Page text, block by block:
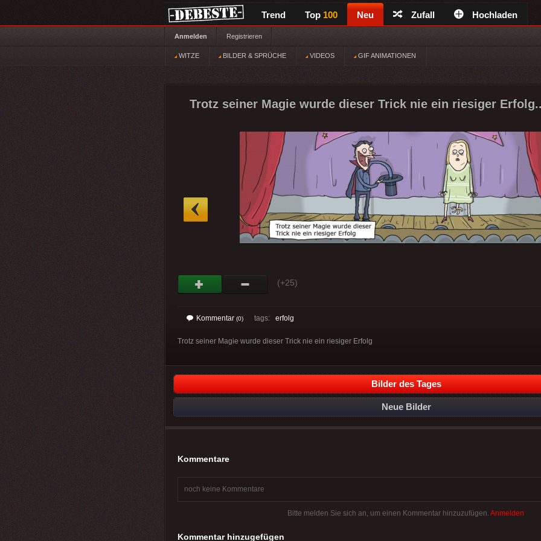
Trend Top 100 Neu Zufall Hochladen
Anmelden Registrieren
WITZE BILDER & SPRÜCHE VIDEOS GIF ANIMATIONEN
Trotz seiner Magie wurde dieser Trick nie ein riesiger
(+25)
Kommentar (0) tags: erfolg
Trotz seiner Magie wurde dieser Trick nie ein riesiger Erfolg
Bilder des Tages
Neue Bilder
Kommentare
noch keine Kommentare
Bitte melden Sie sich an, um einen Kommentar hinzuzufügen. Anmelden
Kommentar hinzugefügen